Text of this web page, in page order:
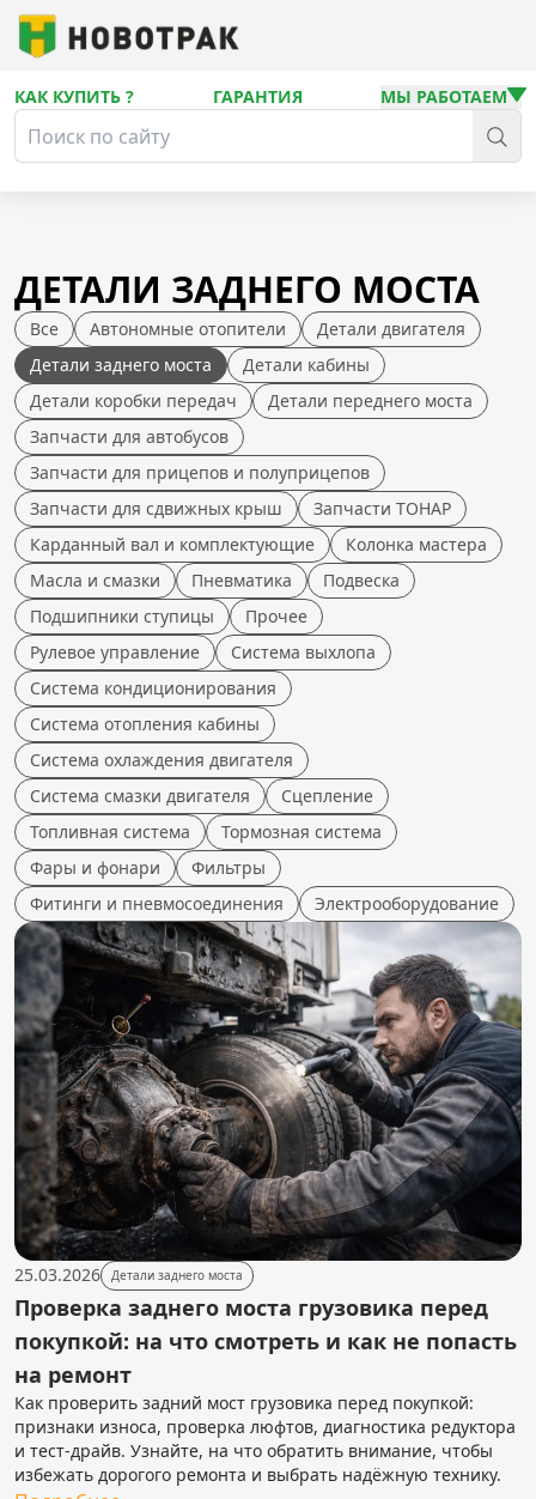
КАК КУПИТЬ ? ГАРАНТИЯ МЫ РАБОТАЕМ
ДЕТАЛИ ЗАДНЕГО МОСТА
Все Автономные отопители
Детали двигателя
Детали заднего моста
Детали кабины
Детали коробки передач
Детали переднего моста
Запчасти для автобусов
Запчасти для прицепов и полуприцепов
Запчасти для сдвижных крыш
Запчасти ТОНАР
Карданный вал и комплектующие
Колонка мастера
Масла и смазки
Пневматика
Подвеска
Подшипники ступицы
Прочее
Рулевое управление
Система выхлопа
Система кондиционирования
Система отопления кабины
Система охлаждения двигателя
Система смазки двигателя
Сцепление
Топливная система
Тормозная система
Фары и фонари
Фильтры
Фитинги и пневмосоединения
Электрооборудование
25.03.2026 Детали заднего моста
Проверка заднего моста грузовика перед
покупкой: на что смотреть и как не попасть
на ремонт
Как проверить задний мост грузовика перед покупкой:
признаки износа, проверка люфтов, диагностика редуктора
и тест-драйв. Узнайте, на что обратить внимание, чтобы
избежать дорогого ремонта и выбрать надёжную технику.